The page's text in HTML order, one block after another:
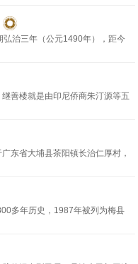
弘治三年（公元1490年），距今
善楼就是由印尼侨商朱汀源等五
东省大埔县茶阳镇长治仁厚村，
多年历史，1987年被列为梅县